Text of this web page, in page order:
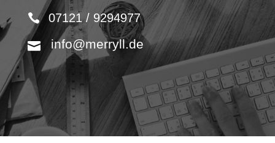
07121 / 9294977
info@merryll.de